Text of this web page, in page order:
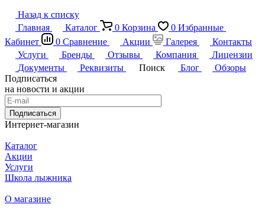
Назад к списку
Главная
Каталог 0 Корзина 0 Избранные
Кабинет
0 Сравнение Акции Галерея
Контакты
Услуги
Бренды Отзывы Компания
Лицензии
Документы
Реквизиты Поиск Блог
Обзоры
Подписаться
на новости и акции
Подписаться
Интернет-магазин
Каталог
Акции
Услуги
Школа лыжника
О магазине